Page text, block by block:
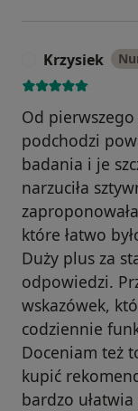
Krzysiek
Od
podchodzi
badania i je
narzuciła
które łatwo
Duży plus za
odpowiedzi.
wskazówek,
codziennie
Doceniam też
kupić
bardzo ułatwia